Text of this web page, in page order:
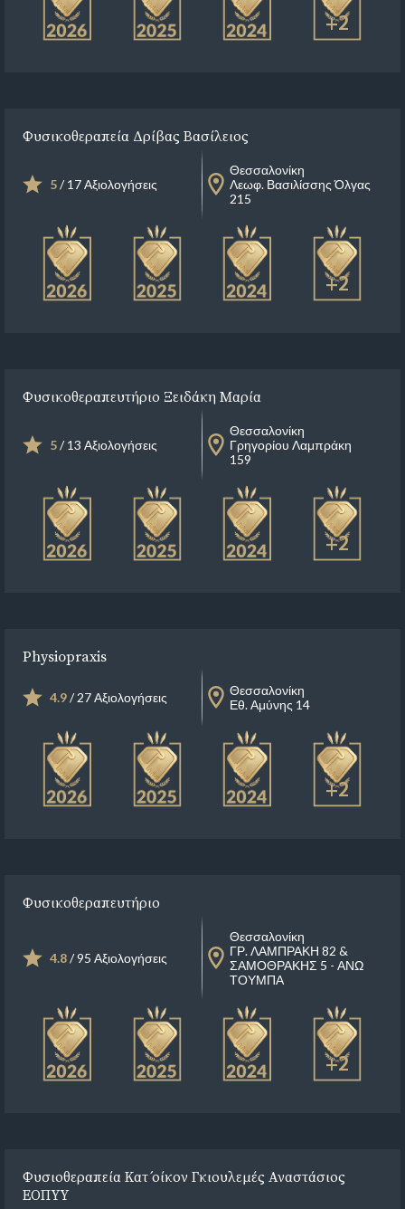
+2
Φυσικοθεραπεία Δρίβας Βασίλειος
5/ 17 Αξιολογήσεις
Θεσσαλονίκη
Λεωφ. Βασιλίσσης Όλγας
215
+2
Φυσικοθεραπευτήριο Ξειδάκη Μαρία
5/ 13 Αξιολογήσεις
Θεσσαλονίκη
Γρηγορίου Λαμπράκη
159
+2
Physiopraxis
4.9/ 27 Αξιολογήσεις
Θεσσαλονίκη
Εθ. Αμύνης 14
+2
Φυσικοθεραπευτήριο
4.8/ 95 Αξιολογήσεις
Θεσσαλονίκη
ΓΡ. ΛΑΜΠΡΑΚΗ 82 &
ΣΑΜΟΘΡΑΚΗΣ 5 - ΑΝΩ
ΤΟΥΜΠΑ
+2
Φυσιοθεραπεία Κατ´ οίκον Γκιουλεμές Αναστάσιος
ΕΟΠΥΥ